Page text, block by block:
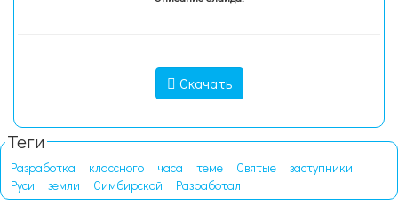
Скачать
Теги
Разработка классного часа теме Святые
заступники
Руси
земли Симбирской
Разработал